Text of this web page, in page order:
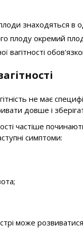
знаходяться в
плоду окремий
вагітності
не має
довше і
частіше
симптоми:
може